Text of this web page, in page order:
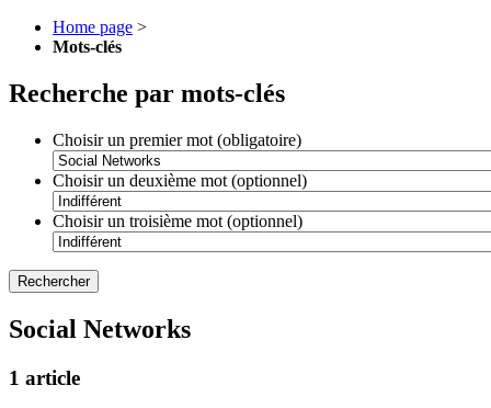
Home page >
Mots-clés
Recherche par mots-clés
Choisir un premier mot (obligatoire)
Choisir un deuxième mot (optionnel)
Choisir un troisième mot (optionnel)
Social Networks
1 article